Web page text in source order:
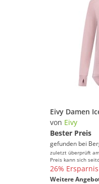
von Eivy
Bester Preis
gefunden bei
zuletzt überprüft
Preis kann sich
26% Ersparnis
Weitere